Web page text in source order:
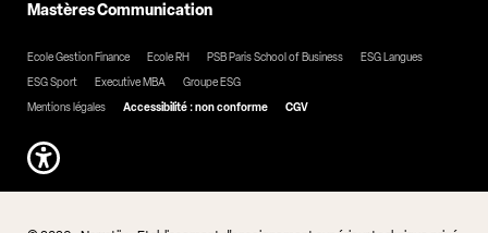
Mastères Communication
Ecole Gestion Finance Ecole RH PSB Paris School of Business
ESG Langues
ESG Sport
Executive MBA
Groupe ESG
Mentions légales
Accessibilité : non conforme CGV